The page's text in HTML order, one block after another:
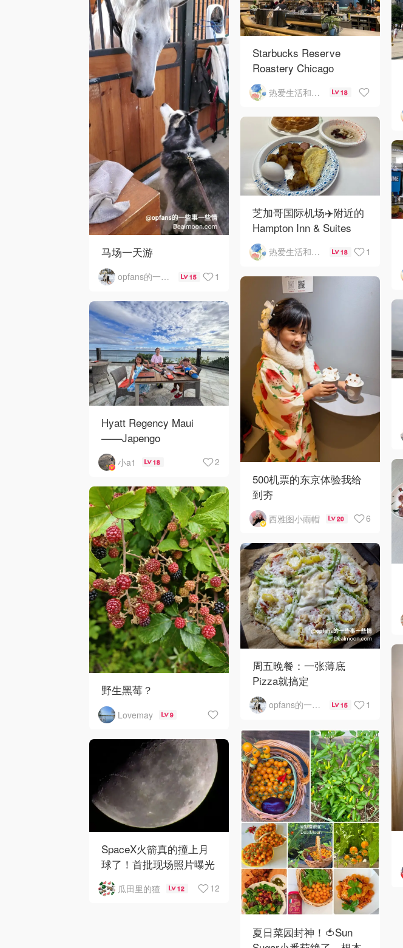
Starbucks Reserve
Roastery Chicago
热爱生活和自由的轻舞飞扬 18
马场一天游
opfans的一些事一些情 15 1
芝加哥国际机场✈️附近的
Hampton Inn & Suites
Rosemont Chicago
O'Hare自助早餐
热爱生活和自由的轻舞飞扬 18 1
500机票的东京体验我给
到夯
西雅图小雨帽 20 6
Hyatt Regency Maui
——Japengo
小a1 18 2
野生黑莓？
Lovemay 9
周五晚餐：一张薄底
Pizza就搞定
opfans的一些事一些情 15 1
夏日菜园封神！🍅Sun
SpaceX火箭真的撞上月
球了！首批现场照片曝光
瓜田里的猹 12 12